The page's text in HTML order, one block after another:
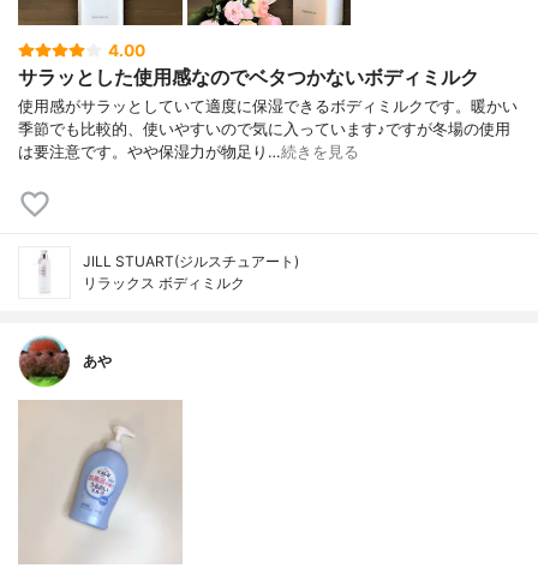
4.00
サラッとした使用感なのでベタつかないボディミルク
使用感がサラッとしていて適度に保湿できるボディミルクです。暖かい
季節でも比較的、使いやすいので気に入っています♪ですが冬場の使用
は要注意です。やや保湿力が物足り…続きを見る
JILL STUART(ジルスチュアート)
リラックス ボディミルク
あや